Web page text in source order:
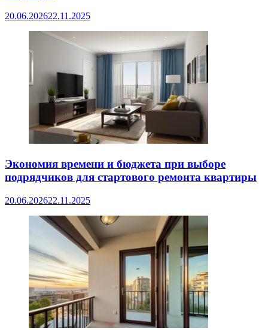
20.06.202622.11.2025
Экономия времени и бюджета при выборе
подрядчиков для стартового ремонта квартиры
20.06.202622.11.2025